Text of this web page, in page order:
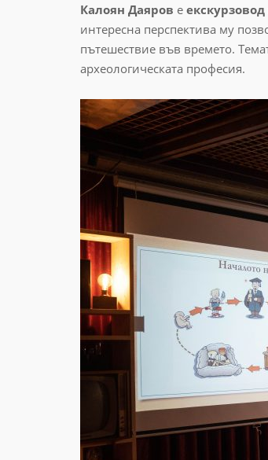
Калоян Даяров е
интересна перспектива му
пътешествие във времето.
археологическата професия.